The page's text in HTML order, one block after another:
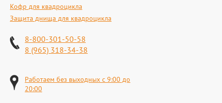
Кофр для квадроцикла
Защита днища для квадроцикла
8-800-301-50-58
8 (965) 318-34-38
Работаем без выходных с 9:00 до
20:00